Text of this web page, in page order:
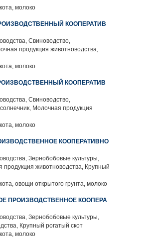
молоко
КООПЕРАТИВ
Свиноводство,
продукция животноводства,
молоко
КООПЕРАТИВ
Свиноводство,
Молочная продукция
молоко
КООПЕРАТИВНО
Зернобобовые культуры,
животноводства, Крупный
овощи открытого грунта, молоко
ПРОИЗВОДСТВЕННОЕ КООПЕРА
Зернобобовые культуры,
Крупный рогатый скот
молоко